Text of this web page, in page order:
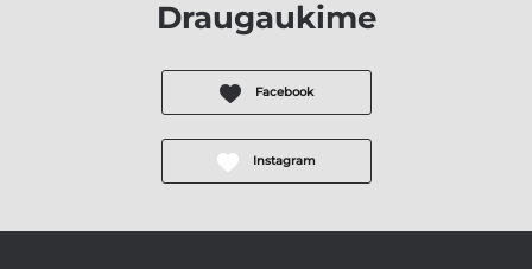
Draugaukime
Facebook
Instagram